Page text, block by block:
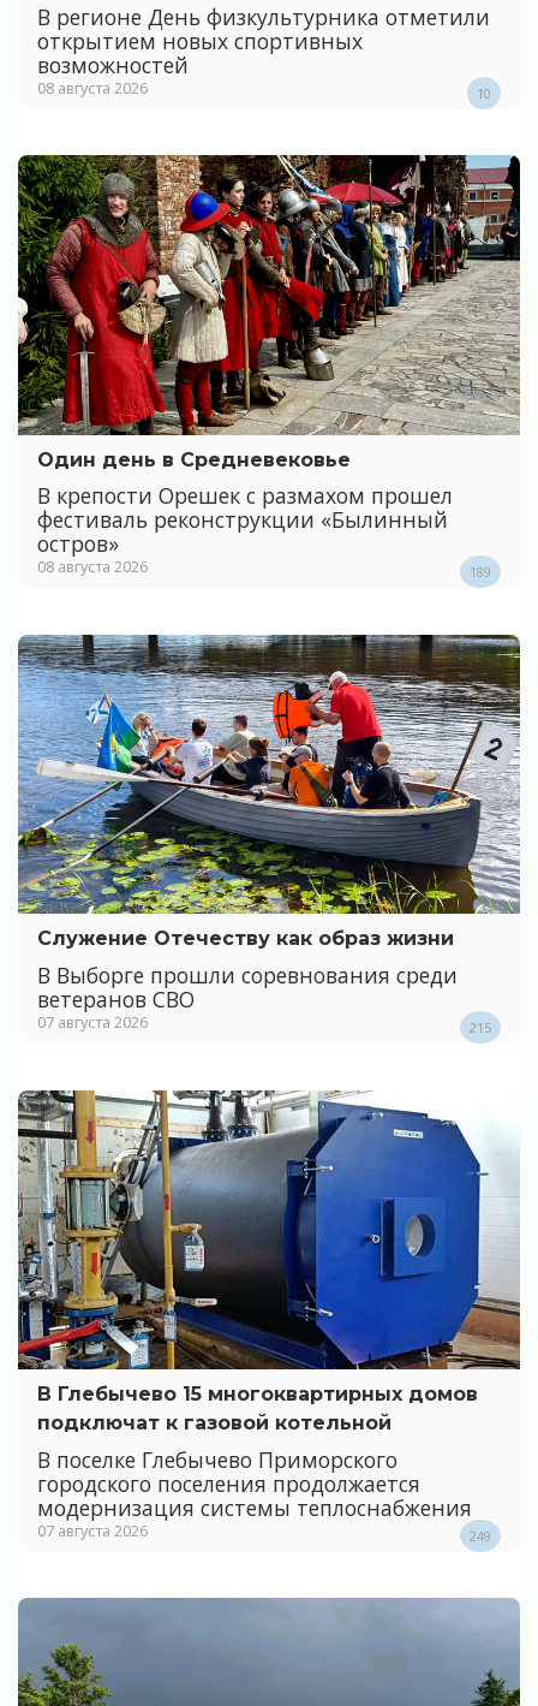
В регионе День физкультурника отметили
открытием новых спортивных
возможностей
08 августа 2026 10
Один день в Средневековье
В крепости Орешек с размахом прошел
фестиваль реконструкции «Былинный
остров»
08 августа 2026 189
Служение Отечеству как образ жизни
В Выборге прошли соревнования среди
ветеранов СВО
07 августа 2026 215
В Глебычево 15 многоквартирных домов
подключат к газовой котельной
В поселке Глебычево Приморского
городского поселения продолжается
модернизация системы теплоснабжения
07 августа 2026 249